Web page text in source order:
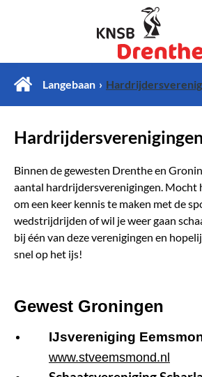
Langebaan
Hardrijdersverenigingen
Binnen de gewesten Drenthe en
aantal hardrijdersverenigingen. Mocht
om een keer kennis te maken met de
wedstrijdrijden of wil je weer gaan
bij één van deze verenigingen en
snel op het ijs!
Gewest Groningen
IJsvereniging
www.stveemsmond.nl